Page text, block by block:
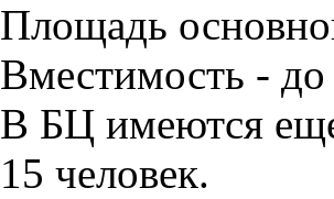
Площадь
Вместимость - до
В БЦ имеются
15 человек.